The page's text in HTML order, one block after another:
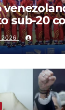
sub-20
Juegos
unos
2026